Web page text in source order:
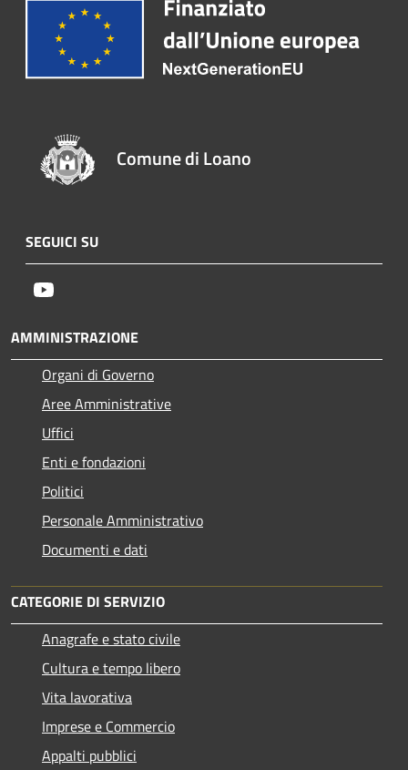
Comune di Loano
SEGUICI SU
AMMINISTRAZIONE
Organi di Governo
Aree Amministrative
Uffici
Enti e fondazioni
Politici
Personale Amministrativo
Documenti e dati
CATEGORIE DI SERVIZIO
Anagrafe e stato civile
Cultura e tempo libero
Vita lavorativa
Imprese e Commercio
Appalti pubblici